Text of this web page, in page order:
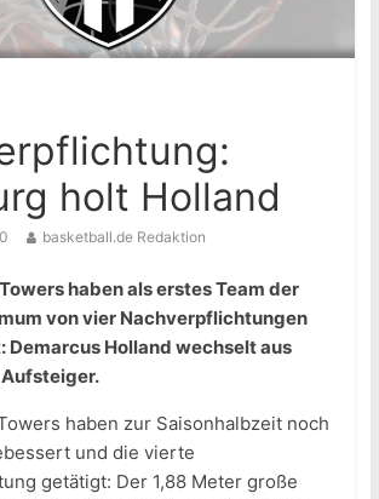
holt Holland
basketball.de Redaktion
haben als erstes Team der
von vier Nachverpflichtungen
Demarcus Holland wechselt aus
haben zur Saisonhalbzeit noch
und die vierte
getätigt: Der 1,88 Meter große